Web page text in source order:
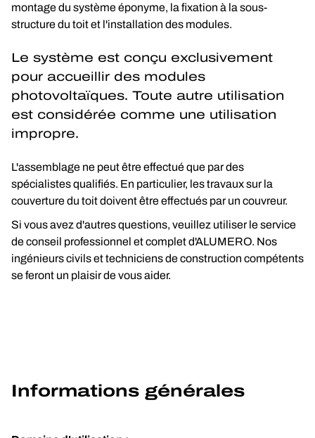
montage du système éponyme, la fixation à la sous-
structure du toit et l'installation des modules.
Le système est conçu exclusivement
pour accueillir des modules
photovoltaïques. Toute autre utilisation
est considérée comme une utilisation
impropre.
L'assemblage ne peut être effectué que par des
spécialistes qualifiés. En particulier, les travaux sur la
couverture du toit doivent être effectués par un couvreur.
Si vous avez d'autres questions, veuillez utiliser le service
de conseil professionnel et complet d'ALUMERO. Nos
ingénieurs civils et techniciens de construction compétents
se feront un plaisir de vous aider.
Informations générales